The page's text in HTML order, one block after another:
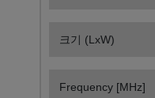
크기 (LxW)
Frequency [MHz]